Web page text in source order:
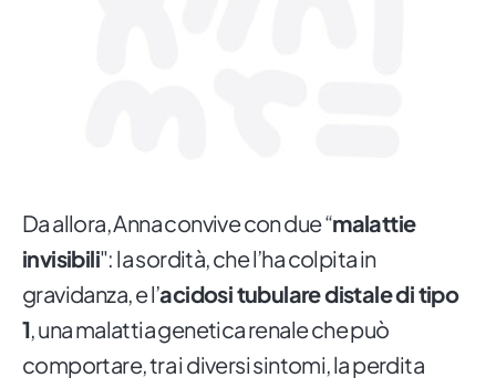
Da allora, Anna convive con due “malattie
invisibili": la sordità, che l’ha colpita in
gravidanza, e l’acidosi tubulare distale di tipo
1, una malattia genetica renale che può
comportare, tra i diversi sintomi, la perdita